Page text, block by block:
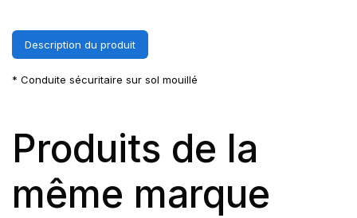
Description du produit
* Conduite sécuritaire sur sol mouillé
Produits de la
même marque